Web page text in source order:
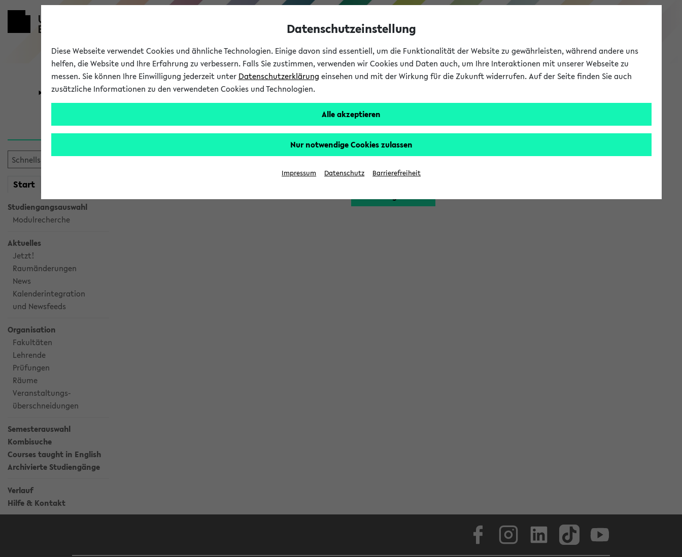
eKVV
Universität Forschung Studium
Start
Studiengangsauswahl
Modulrecherche
Aktuelles
Jetzt!
Raumänderungen
News
Kalenderintegration
und Newsfeeds
Organisation
Fakultäten
Lehrende
Prüfungen
Räume
Veranstaltungs-
überschneidungen
Semesterauswahl
Kombisuche
Courses taught in English
Archivierte Studiengänge
Verlauf
Hilfe & Kontakt
Sie möchten auf eine eKVV Funktion zugreifen, die Ihnen erst nach einer Anmeldung am System zur Verfügung steht.
Bitte melden Sie sich an:
Datenschutzeinstellung
Diese Webseite verwendet Cookies und ähnliche Technologien. Einige davon sind essentiell, um die Funktionalität der Website zu gewährleisten, während andere uns
helfen, die Website und Ihre Erfahrung zu verbessern. Falls Sie zustimmen, verwenden wir Cookies und Daten auch, um Ihre Interaktionen mit unserer Webseite zu
messen. Sie können Ihre Einwilligung jederzeit unter Datenschutzerklärung einsehen und mit der Wirkung für die Zukunft widerrufen. Auf der Seite finden Sie auch
zusätzliche Informationen zu den verwendeten Cookies und Technologien.
Alle akzeptieren
Nur notwendige Cookies zulassen
Impressum Datenschutz Barrierefreiheit